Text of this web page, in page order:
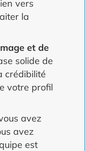
vers
la
et de
solide de
crédibilité
votre profil
avez
avez
est